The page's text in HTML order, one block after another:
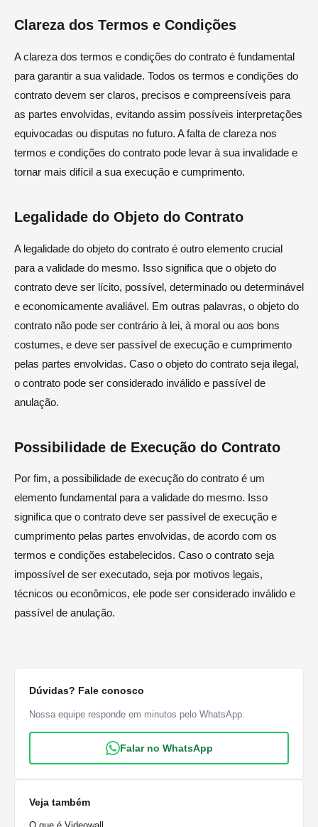
Clareza dos Termos e Condições
A clareza dos termos e condições do contrato é fundamental
para garantir a sua validade. Todos os termos e condições do
contrato devem ser claros, precisos e compreensíveis para
as partes envolvidas, evitando assim possíveis interpretações
equivocadas ou disputas no futuro. A falta de clareza nos
termos e condições do contrato pode levar à sua invalidade e
tornar mais difícil a sua execução e cumprimento.
Legalidade do Objeto do Contrato
A legalidade do objeto do contrato é outro elemento crucial
para a validade do mesmo. Isso significa que o objeto do
contrato deve ser lícito, possível, determinado ou determinável
e economicamente avaliável. Em outras palavras, o objeto do
contrato não pode ser contrário à lei, à moral ou aos bons
costumes, e deve ser passível de execução e cumprimento
pelas partes envolvidas. Caso o objeto do contrato seja ilegal,
o contrato pode ser considerado inválido e passível de
anulação.
Possibilidade de Execução do Contrato
Por fim, a possibilidade de execução do contrato é um
elemento fundamental para a validade do mesmo. Isso
significa que o contrato deve ser passível de execução e
cumprimento pelas partes envolvidas, de acordo com os
termos e condições estabelecidos. Caso o contrato seja
impossível de ser executado, seja por motivos legais,
técnicos ou econômicos, ele pode ser considerado inválido e
passível de anulação.
Dúvidas? Fale conosco
Nossa equipe responde em minutos pelo WhatsApp.
Falar no WhatsApp
Veja também